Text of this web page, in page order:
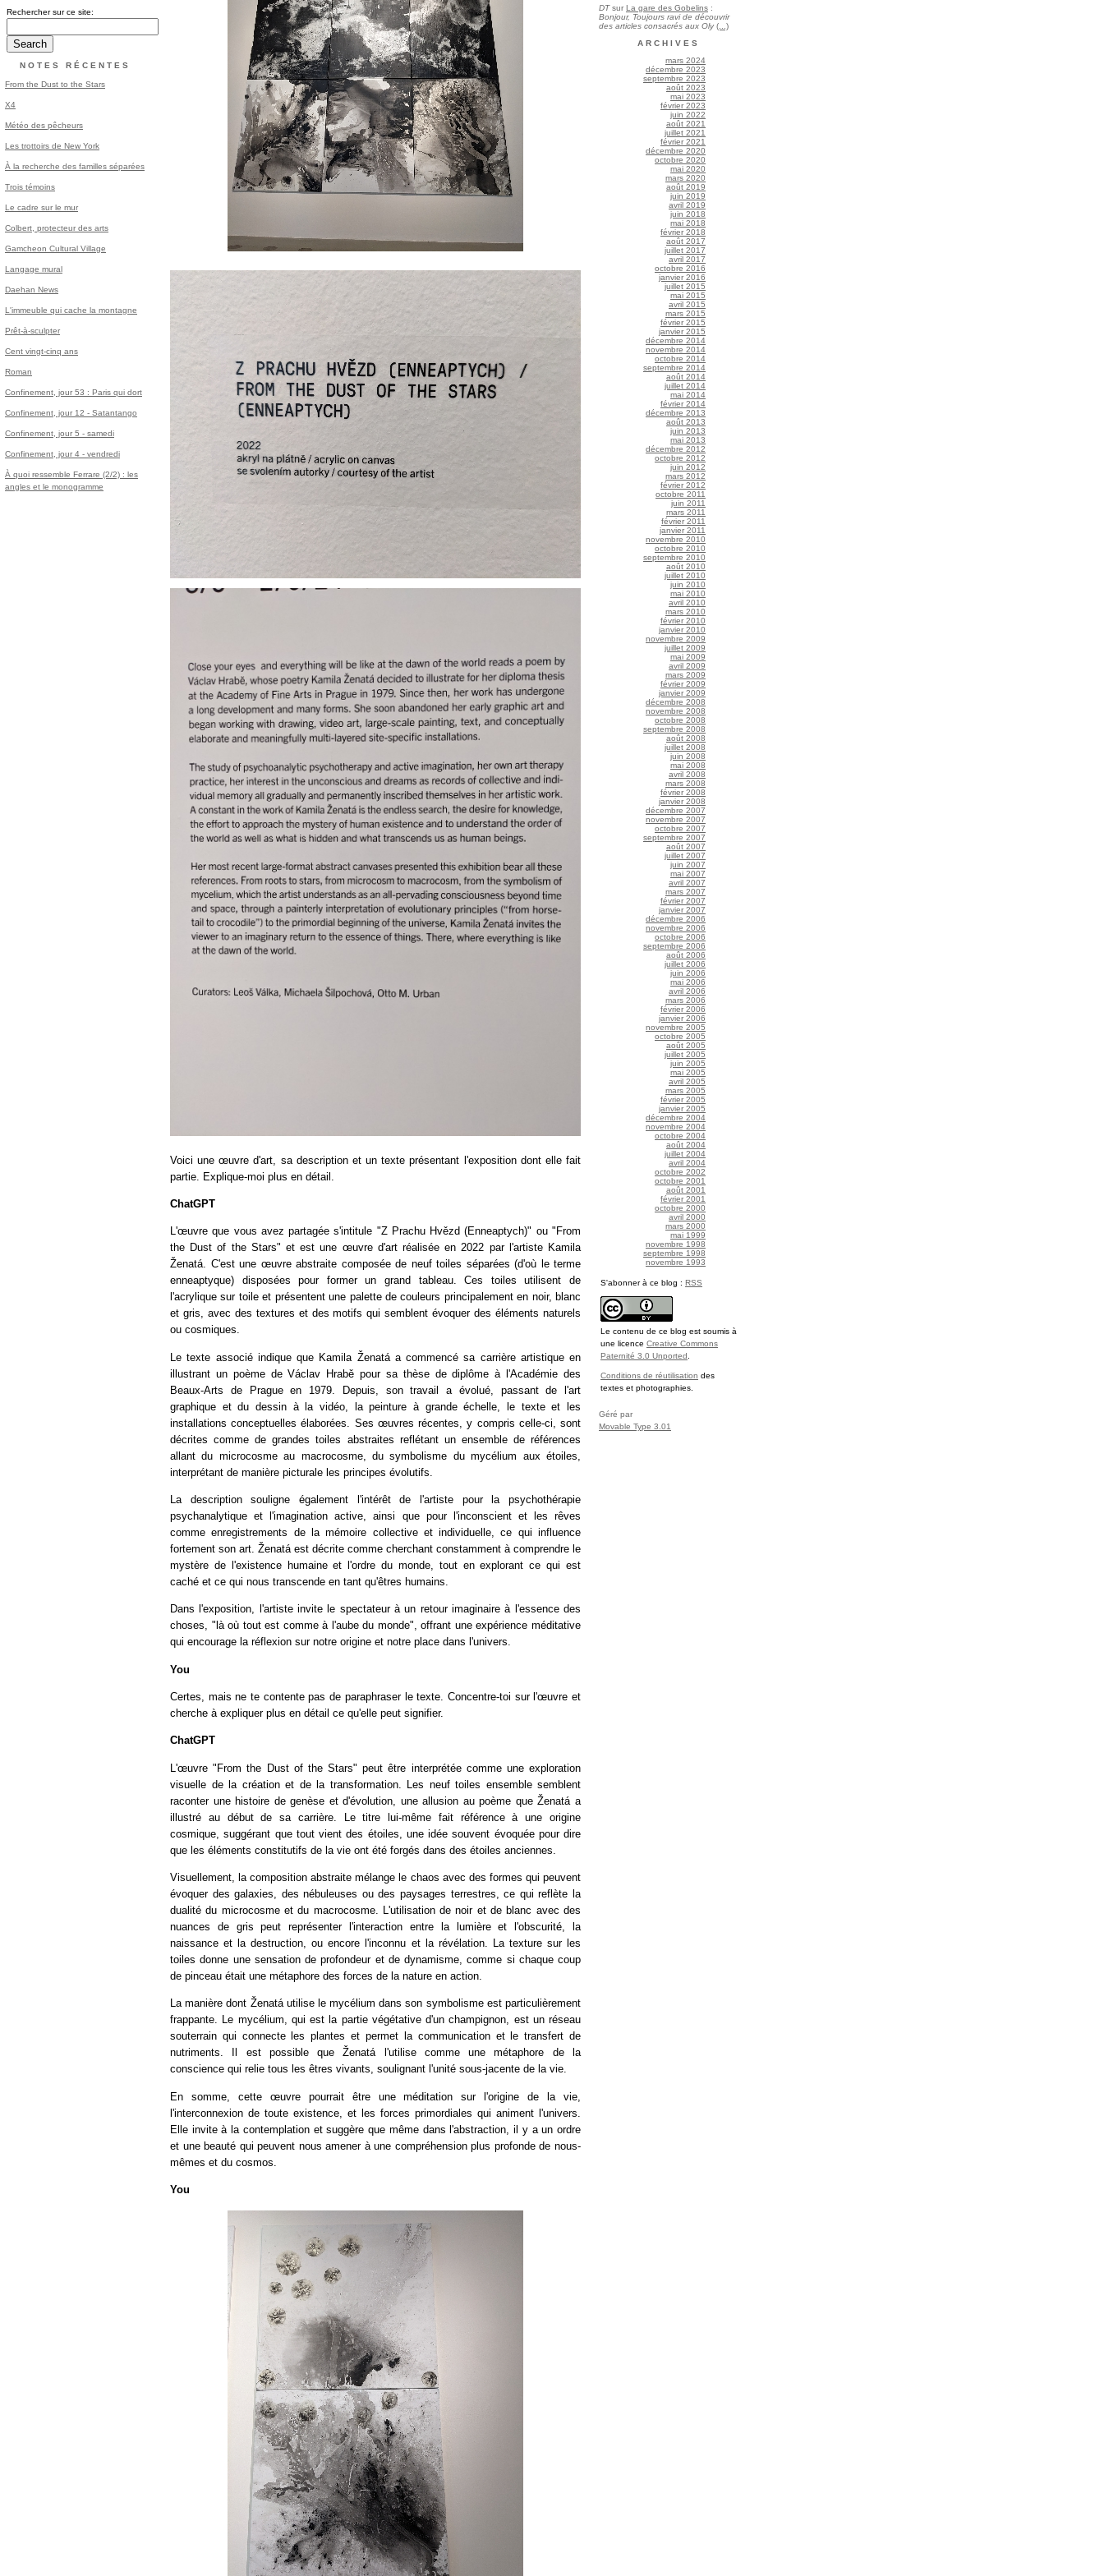
Rechercher sur ce site:
NOTES RÉCENTES
From the Dust to the Stars
X4
Météo des pêcheurs
Les trottoirs de New York
À la recherche des familles séparées
Trois témoins
Le cadre sur le mur
Colbert, protecteur des arts
Gamcheon Cultural Village
Langage mural
Daehan News
L'immeuble qui cache la montagne
Prêt-à-sculpter
Cent vingt-cinq ans
Roman
Confinement, jour 53 : Paris qui dort
Confinement, jour 12 - Satantango
Confinement, jour 5 - samedi
Confinement, jour 4 - vendredi
À quoi ressemble Ferrare (2/2) : les
angles et le monogramme
Voici une œuvre d'art, sa description et un texte présentant l'exposition dont elle fait
partie. Explique-moi plus en détail.
ChatGPT
L'œuvre que vous avez partagée s'intitule "Z Prachu Hvězd (Enneaptych)" ou "From
the Dust of the Stars" et est une œuvre d'art réalisée en 2022 par l'artiste Kamila
Ženatá. C'est une œuvre abstraite composée de neuf toiles séparées (d'où le terme
enneaptyque) disposées pour former un grand tableau. Ces toiles utilisent de
l'acrylique sur toile et présentent une palette de couleurs principalement en noir, blanc
et gris, avec des textures et des motifs qui semblent évoquer des éléments naturels
ou cosmiques.
Le texte associé indique que Kamila Ženatá a commencé sa carrière artistique en
illustrant un poème de Václav Hrabě pour sa thèse de diplôme à l'Académie des
Beaux-Arts de Prague en 1979. Depuis, son travail a évolué, passant de l'art
graphique et du dessin à la vidéo, la peinture à grande échelle, le texte et les
installations conceptuelles élaborées. Ses œuvres récentes, y compris celle-ci, sont
décrites comme de grandes toiles abstraites reflétant un ensemble de références
allant du microcosme au macrocosme, du symbolisme du mycélium aux étoiles,
interprétant de manière picturale les principes évolutifs.
La description souligne également l'intérêt de l'artiste pour la psychothérapie
psychanalytique et l'imagination active, ainsi que pour l'inconscient et les rêves
comme enregistrements de la mémoire collective et individuelle, ce qui influence
fortement son art. Ženatá est décrite comme cherchant constamment à comprendre le
mystère de l'existence humaine et l'ordre du monde, tout en explorant ce qui est
caché et ce qui nous transcende en tant qu'êtres humains.
Dans l'exposition, l'artiste invite le spectateur à un retour imaginaire à l'essence des
choses, "là où tout est comme à l'aube du monde", offrant une expérience méditative
qui encourage la réflexion sur notre origine et notre place dans l'univers.
You
Certes, mais ne te contente pas de paraphraser le texte. Concentre-toi sur l'œuvre et
cherche à expliquer plus en détail ce qu'elle peut signifier.
ChatGPT
L'œuvre "From the Dust of the Stars" peut être interprétée comme une exploration
visuelle de la création et de la transformation. Les neuf toiles ensemble semblent
raconter une histoire de genèse et d'évolution, une allusion au poème que Ženatá a
illustré au début de sa carrière. Le titre lui-même fait référence à une origine
cosmique, suggérant que tout vient des étoiles, une idée souvent évoquée pour dire
que les éléments constitutifs de la vie ont été forgés dans des étoiles anciennes.
Visuellement, la composition abstraite mélange le chaos avec des formes qui peuvent
évoquer des galaxies, des nébuleuses ou des paysages terrestres, ce qui reflète la
dualité du microcosme et du macrocosme. L'utilisation de noir et de blanc avec des
nuances de gris peut représenter l'interaction entre la lumière et l'obscurité, la
naissance et la destruction, ou encore l'inconnu et la révélation. La texture sur les
toiles donne une sensation de profondeur et de dynamisme, comme si chaque coup
de pinceau était une métaphore des forces de la nature en action.
La manière dont Ženatá utilise le mycélium dans son symbolisme est particulièrement
frappante. Le mycélium, qui est la partie végétative d'un champignon, est un réseau
souterrain qui connecte les plantes et permet la communication et le transfert de
nutriments. Il est possible que Ženatá l'utilise comme une métaphore de la
conscience qui relie tous les êtres vivants, soulignant l'unité sous-jacente de la vie.
En somme, cette œuvre pourrait être une méditation sur l'origine de la vie,
l'interconnexion de toute existence, et les forces primordiales qui animent l'univers.
Elle invite à la contemplation et suggère que même dans l'abstraction, il y a un ordre
et une beauté qui peuvent nous amener à une compréhension plus profonde de nous-
mêmes et du cosmos.
You
DTsur La gare des Gobelins :
Bonjour, Toujours ravi de découvrir
des articles consacrés aux Oly (...)
ARCHIVES
mars 2024
décembre 2023
septembre 2023
août 2023
mai 2023
février 2023
juin 2022
août 2021
juillet 2021
février 2021
décembre 2020
octobre 2020
mai 2020
mars 2020
août 2019
juin 2019
avril 2019
juin 2018
mai 2018
février 2018
août 2017
juillet 2017
avril 2017
octobre 2016
janvier 2016
juillet 2015
mai 2015
avril 2015
mars 2015
février 2015
janvier 2015
décembre 2014
novembre 2014
octobre 2014
septembre 2014
août 2014
juillet 2014
mai 2014
février 2014
décembre 2013
août 2013
juin 2013
mai 2013
décembre 2012
octobre 2012
juin 2012
mars 2012
février 2012
octobre 2011
juin 2011
mars 2011
février 2011
janvier 2011
novembre 2010
octobre 2010
septembre 2010
août 2010
juillet 2010
juin 2010
mai 2010
avril 2010
mars 2010
février 2010
janvier 2010
novembre 2009
juillet 2009
mai 2009
avril 2009
mars 2009
février 2009
janvier 2009
décembre 2008
novembre 2008
octobre 2008
septembre 2008
août 2008
juillet 2008
juin 2008
mai 2008
avril 2008
mars 2008
février 2008
janvier 2008
décembre 2007
novembre 2007
octobre 2007
septembre 2007
août 2007
juillet 2007
juin 2007
mai 2007
avril 2007
mars 2007
février 2007
janvier 2007
décembre 2006
novembre 2006
octobre 2006
septembre 2006
août 2006
juillet 2006
juin 2006
mai 2006
avril 2006
mars 2006
février 2006
janvier 2006
novembre 2005
octobre 2005
août 2005
juillet 2005
juin 2005
mai 2005
avril 2005
mars 2005
février 2005
janvier 2005
décembre 2004
novembre 2004
octobre 2004
août 2004
juillet 2004
avril 2004
octobre 2002
octobre 2001
août 2001
février 2001
octobre 2000
avril 2000
mars 2000
mai 1999
novembre 1998
septembre 1998
novembre 1993
S'abonner à ce blog : RSS
Le contenu de ce blog est soumis à
une licence Creative Commons
Paternité 3.0 Unported.
Conditions de réutilisation des
textes et photographies.
Géré par
Movable Type 3.01